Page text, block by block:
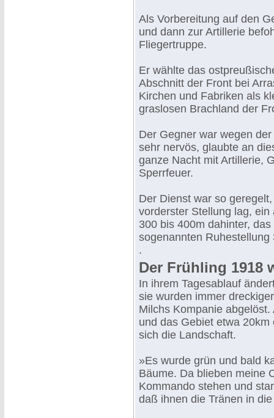
Als Vorbereitung auf den
und dann zur Artillerie
Fliegertruppe.
Er wählte das
Abschnitt der Front bei
Kirchen und Fabriken als
graslosen Brachland der
Der Gegner war wegen
sehr nervös, glaubte an
ganze Nacht mit Artillerie,
Sperrfeuer.
Der Dienst war so
vorderster Stellung lag,
300 bis 400m dahinter,
sogenannten
.
Der Frühling 1918
In ihrem Tagesablauf
sie wurden immer
Milchs Kompanie
und das Gebiet etwa
sich die Landschaft.
»Es wurde grün und bald
Bäume. Da blieben meine
Kommando stehen und
daß ihnen die Tränen in